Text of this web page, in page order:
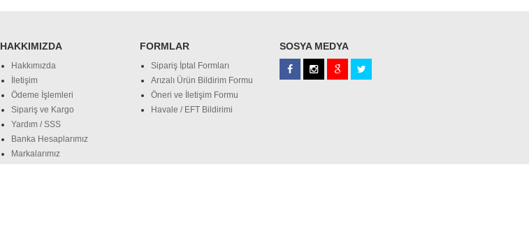
HAKKIMIZDA
Hakkımızda
İletişim
Ödeme İşlemleri
Sipariş ve Kargo
Yardım / SSS
Banka Hesaplarımız
Markalarımız
FORMLAR
Sipariş İptal Formları
Arızalı Ürün Bildirim Formu
Öneri ve İletişim Formu
Havale / EFT Bildirimi
SOSYA MEDYA